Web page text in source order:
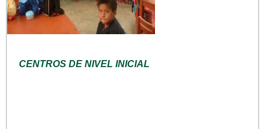
CENTROS DE NIVEL INICIAL